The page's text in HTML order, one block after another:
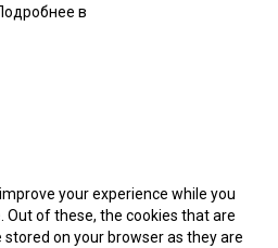
в
your experience while you
of these, the cookies that are
on your browser as they are